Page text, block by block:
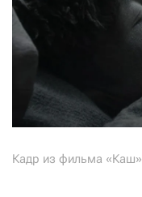
Кадр из фильма «Каш»